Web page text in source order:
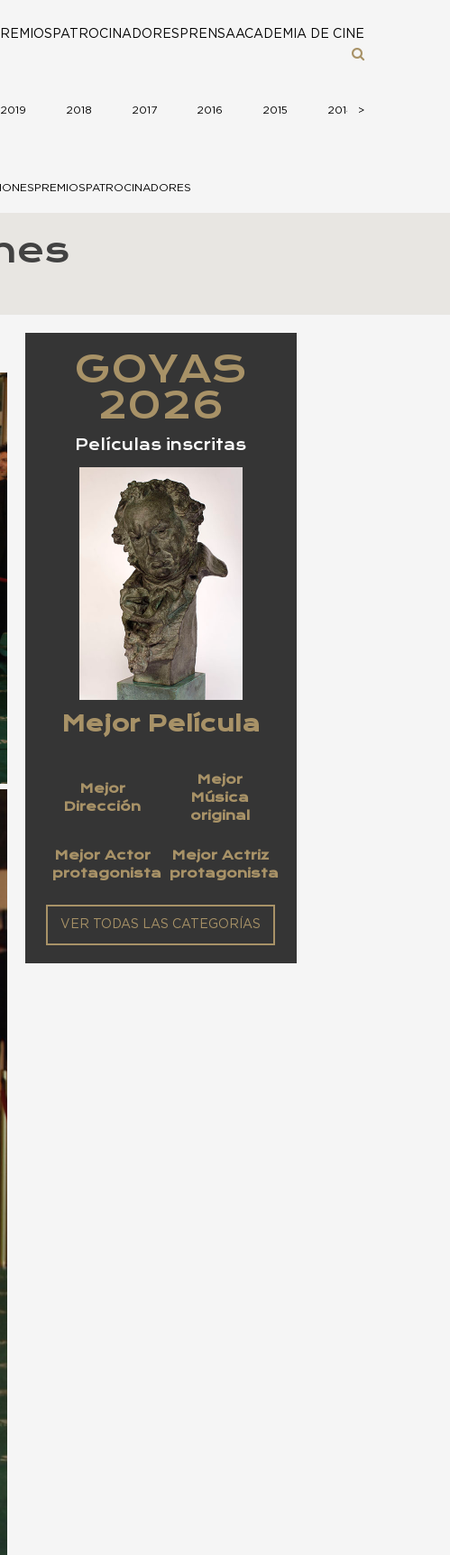
PATROCINADORES PRENSAACADEMIA DE CINE
2019 2018 2017 2016 2015 2014 >
>
PREMIOSPATROCINADORES
GOYAS
2026
Películas inscritas
Mejor Película
Mejor
Dirección
Mejor
Música
original
Mejor Actor
protagonista
Mejor Actriz
protagonista
VER TODAS LAS CATEGORÍAS